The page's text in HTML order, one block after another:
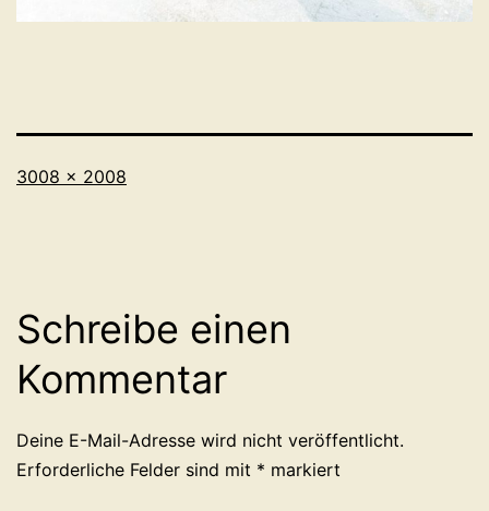
Originalgröße
3008 × 2008
Schreibe einen
Kommentar
Deine E-Mail-Adresse wird nicht veröffentlicht.
Erforderliche Felder sind mit * markiert